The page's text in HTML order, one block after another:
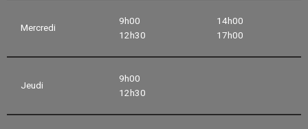
Mercredi
9h00
12h30
14h00
17h00
Jeudi
9h00
12h30